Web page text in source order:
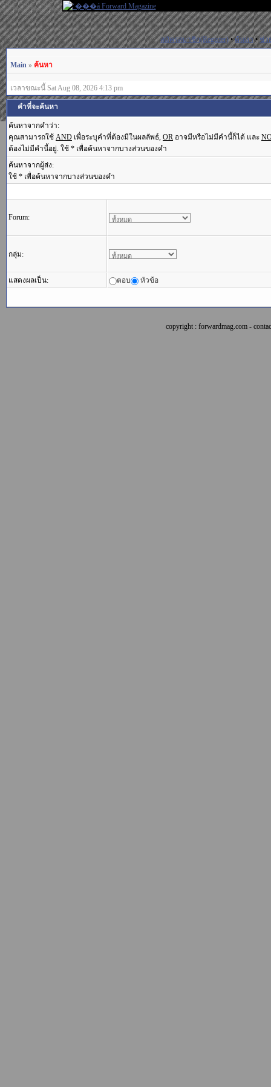
สมัครสมาชิก(Register)•ค้นหา•ช่ว
Main » ค้นหา
เวลาขณะนี้ Sat Aug 08, 2026 4:13 pm
คำที่จะค้นหา
ค้นหาจากคำว่า:
คุณสามารถใช้ AND เพื่อระบุคำที่ต้องมีในผลลัพธ์, OR อาจมีหรือไม่มีคำนี้ก็ได้ และ
ต้องไม่มีคำนี้อยู่. ใช้ * เพื่อค้นหาจากบางส่วนของคำ
ค้นหาจากผู้ส่ง:
ใช้ * เพื่อค้นหาจากบางส่วนของคำ
Forum:
กลุ่ม:
แสดงผลเป็น: ตอบ หัวข้อ
copyright : forwardmag.com -